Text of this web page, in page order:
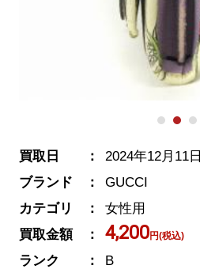
買取日
2024年12月11日
ブランド
GUCCI
カテゴリ
女性用
買取金額
4,200円(税込)
ランク
B